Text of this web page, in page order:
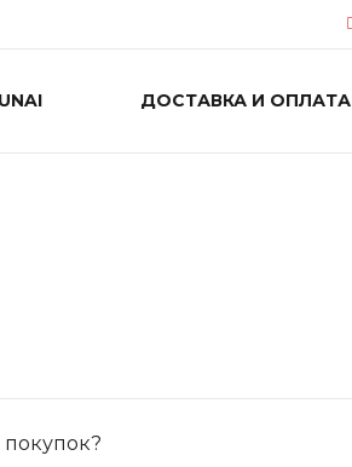
ДОСТАВКА И ОПЛАТА